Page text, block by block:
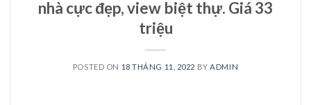
nhà cực đẹp, view biệt thự. Giá 33
triệu
POSTED ON 18 THÁNG 11, 2022 BY ADMIN